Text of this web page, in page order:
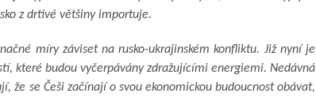
z drtivé většiny importuje.
míry záviset na rusko-ukrajinském konfliktu. Již nyní je
které budou vyčerpávány zdražujícími energiemi. Nedávná
že se Češi začínají o svou ekonomickou budoucnost obávat,